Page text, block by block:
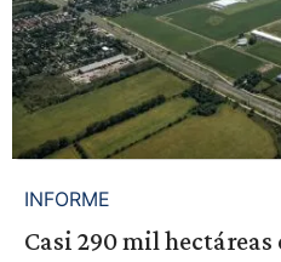
INFORME
Casi 290 mil hectáreas